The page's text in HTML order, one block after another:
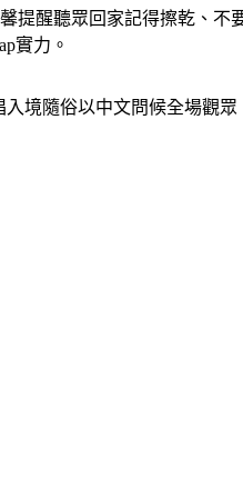
提醒聽眾回家記得擦乾、不
實力。
境隨俗以中文問候全場觀